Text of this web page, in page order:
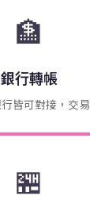
🏦
銀行轉帳
皆可對接，交
🏪